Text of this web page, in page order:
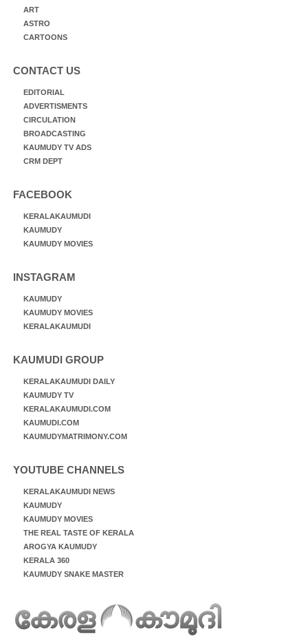
ART
ASTRO
CARTOONS
CONTACT US
EDITORIAL
ADVERTISMENTS
CIRCULATION
BROADCASTING
KAUMUDY TV ADS
CRM DEPT
FACEBOOK
KERALAKAUMUDI
KAUMUDY
KAUMUDY MOVIES
INSTAGRAM
KAUMUDY
KAUMUDY MOVIES
KERALAKAUMUDI
KAUMUDI GROUP
KERALAKAUMUDI DAILY
KAUMUDY TV
KERALAKAUMUDI.COM
KAUMUDI.COM
KAUMUDYMATRIMONY.COM
YOUTUBE CHANNELS
KERALAKAUMUDI NEWS
KAUMUDY
KAUMUDY MOVIES
THE REAL TASTE OF KERALA
AROGYA KAUMUDY
KERALA 360
KAUMUDY SNAKE MASTER